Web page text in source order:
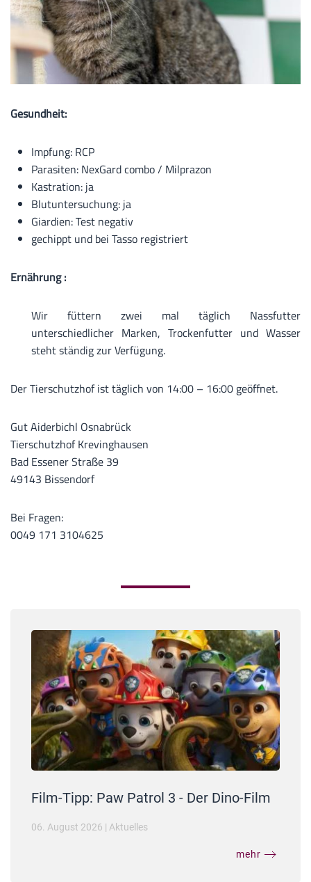
Gesundheit:
Impfung: RCP
Parasiten: NexGard combo / Milprazon
Kastration: ja
Blutuntersuchung: ja
Giardien: Test negativ
gechippt und bei Tasso registriert
Ernährung :
Wir füttern zwei mal täglich Nassfutter
unterschiedlicher Marken, Trockenfutter und Wasser
steht ständig zur Verfügung.
Der Tierschutzhof ist täglich von 14:00 – 16:00 geöffnet.
Gut Aiderbichl Osnabrück
Tierschutzhof Krevinghausen
Bad Essener Straße 39
49143 Bissendorf
Bei Fragen:
0049 171 3104625
Film-Tipp: Paw Patrol 3 - Der Dino-Film
06. August 2026 | Aktuelles
mehr